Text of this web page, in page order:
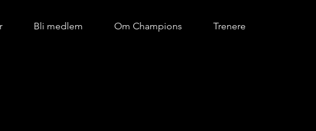
Bli medlem Om Champions Trenere